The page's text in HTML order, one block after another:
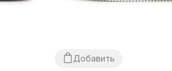
Добавить